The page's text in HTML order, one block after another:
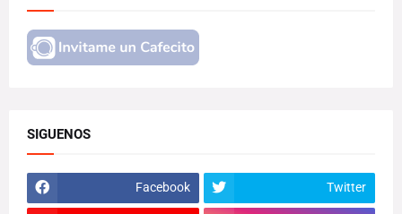
SIGUENOS
Facebook Twitter